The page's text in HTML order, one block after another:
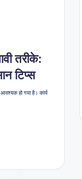
तरीके:
टिप्स
हो गया है। कार्य